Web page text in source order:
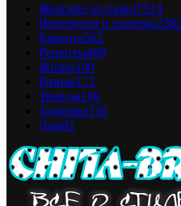
Женские истории7514
Интересно и полезно2382
Красота592
Рецепты499
Жизнь180
Разное171
Тренды166
Здоровье116
Дом81